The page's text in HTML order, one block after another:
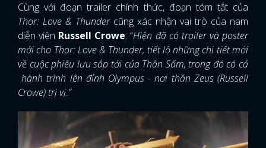
Cùng với đoạn trailer chính thức, đoạn tóm tắt của
Thor: Love & Thunder cũng xác nhận vai trò của nam
diễn viên Russell Crowe: “Hiện đã có trailer và poster
mới cho Thor: Love & Thunder, tiết lộ những chi tiết mới
về cuộc phiêu lưu sắp tới của Thần Sấm, trong đó có cả
hành trình lên đỉnh Olympus - nơi thần Zeus (Russell
Crowe) trị vị.”